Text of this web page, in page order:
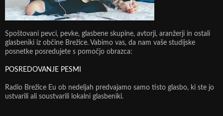
Spoštovani pevci, pevke, glasbene skupine, avtorji, aranžerji in ostali
glasbeniki iz občine Brežice. Vabimo vas, da nam vaše studijske
posnetke posredujete s pomočjo obrazca:
POSREDOVANJE PESMI
Radio Brežice Eu ob nedeljah predvajamo samo tisto glasbo, ki ste jo
ustvarili ali soustvarili lokalni glasbeniki.